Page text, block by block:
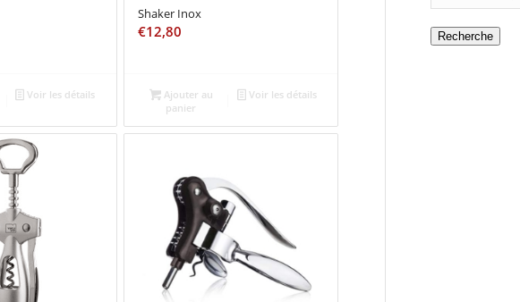
Voir les détails
Shaker Inox
€12,80
Ajouter au
panier
Voir les détails
Recherche